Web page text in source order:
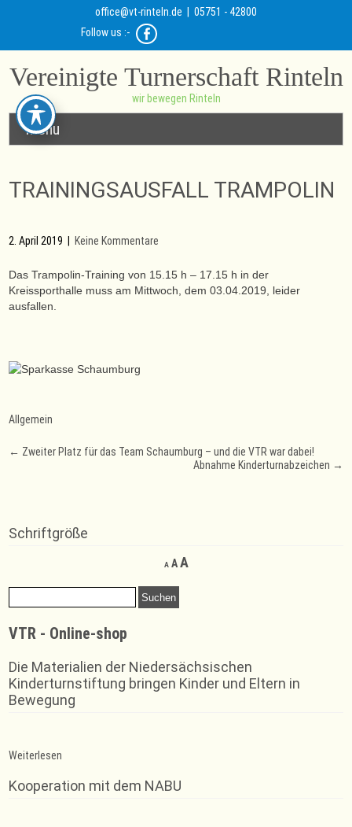
office@vt-rinteln.de | 05751 - 42800
Follow us :-
Vereinigte Turnerschaft Rinteln
wir bewegen Rinteln
Menu
TRAININGSAUSFALL TRAMPOLIN
2. April 2019 Keine Kommentare
Das Trampolin-Training von 15.15 h – 17.15 h in der
Kreissporthalle muss am Mittwoch, dem 03.04.2019, leider
ausfallen.
Allgemein
Post
← Zweiter Platz für das Team Schaumburg – und die VTR war dabei!
Abnahme Kinderturnabzeichen →
Schriftgröße
A
Decrease
font
AReset
size.
AIncrease
Suchen
nach:
VTR - Online-shop
Die Materialien der Niedersächsischen
Kinderturnstiftung bringen Kinder und Eltern in
Bewegung
Weiterlesen
Trampolin
Kooperation mit dem NABU